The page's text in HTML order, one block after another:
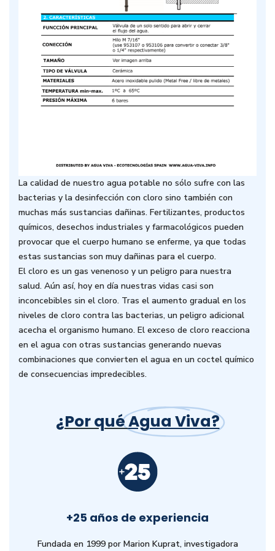
La calidad de nuestro agua potable no sólo sufre con las
bacterias y la desinfección con cloro sino también con
muchas más sustancias dañinas. Fertilizantes, productos
químicos, desechos industriales y farmacológicos pueden
provocar que el cuerpo humano se enferme, ya que todas
estas sustancias son muy dañinas para el cuerpo.
El cloro es un gas venenoso y un peligro para nuestra
salud. Aún así, hoy en día nuestras vidas casi son
inconcebibles sin el cloro. Tras el aumento gradual en los
niveles de cloro contra las bacterias, un peligro adicional
acecha el organismo humano. El exceso de cloro reacciona
en el agua con otras sustancias generando nuevas
combinaciones que convierten el agua en un coctel químico
de consecuencias impredecibles.
¿Por quéAgua Viva?
+25 años de experiencia
Fundada en 1999 por Marion Kuprat, investigadora